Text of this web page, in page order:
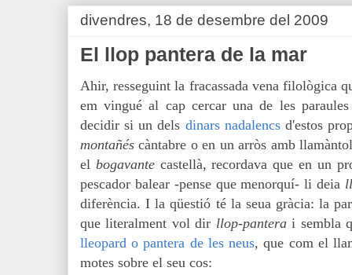
divendres, 18 de desembre del 2009
El llop pantera de la mar
Ahir, resseguint la fracassada vena filològica
em vingué al cap cercar una de les
decidir si un dels dinars nadalencsd'estos
montañés càntabre o en un arròs amb
el bogavante castellà, recordava que en un
pescador balear -pense que menorquí- li deia
diferència. I la qüestió té la seua gràcia: la
que literalment vol dir llop-panterai sembla
lleopard opantera de les neus, que com el
motes sobre el seu cos: